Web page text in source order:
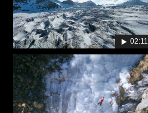
02:11